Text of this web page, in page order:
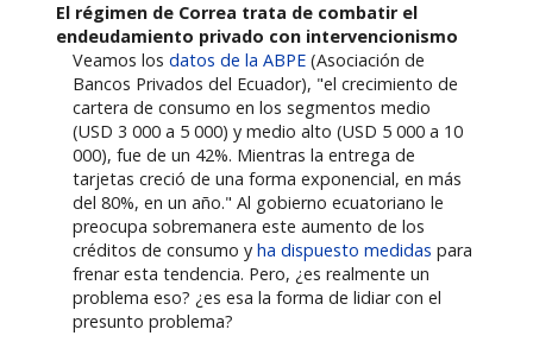
El régimen de Correa trata de combatir el
endeudamiento privado con intervencionismo
Veamos losdatos de la ABPE (Asociación de
Bancos Privados del Ecuador), "el crecimiento de
cartera de consumo en los segmentos medio
(USD 3 000 a 5 000) y medio alto (USD 5 000 a 10
000), fue de un 42%. Mientras la entrega de
tarjetas creció de una forma exponencial, en más
del 80%, en un año." Al gobierno ecuatoriano le
preocupa sobremanera este aumento de los
créditos de consumo yha dispuesto medidas para
frenar esta tendencia. Pero, ¿es realmente un
problema eso? ¿es esa la forma de lidiar con el
presunto problema?